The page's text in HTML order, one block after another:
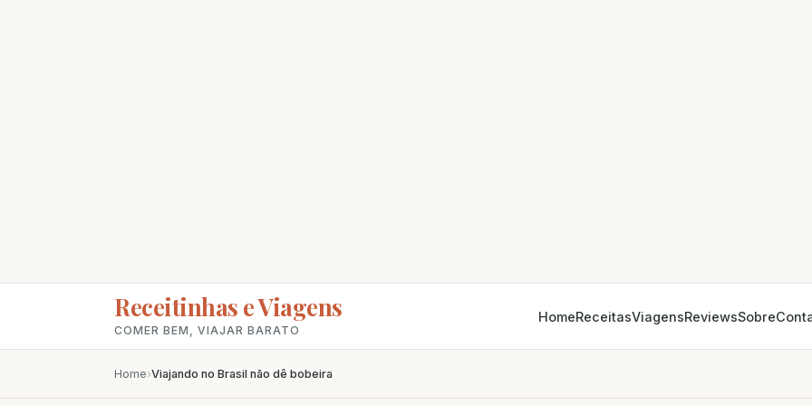
Receitinhas e Viagens
COMER BEM, VIAJAR BARATO
HomeReceitasViagensReviewsSobre
Home›Viajando no Brasil não dê bobeira